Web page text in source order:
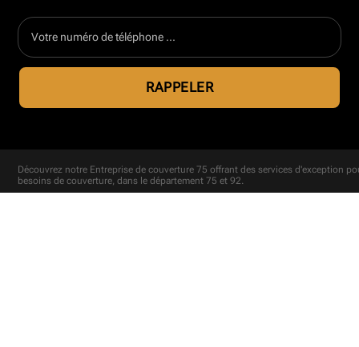
Découvrez notre Entreprise de couverture 75 offrant des services d'exception
besoins de couverture, dans le département 75 et 92.